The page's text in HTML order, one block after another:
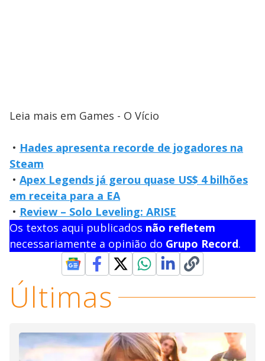
Leia mais em Games - O Vício
• Hades apresenta recorde de jogadores na
Steam
• Apex Legends já gerou quase US$ 4 bilhões
em receita para a EA
• Review – Solo Leveling: ARISE
Os textos aqui publicados não refletem
necessariamente a opinião do Grupo Record.
Últimas